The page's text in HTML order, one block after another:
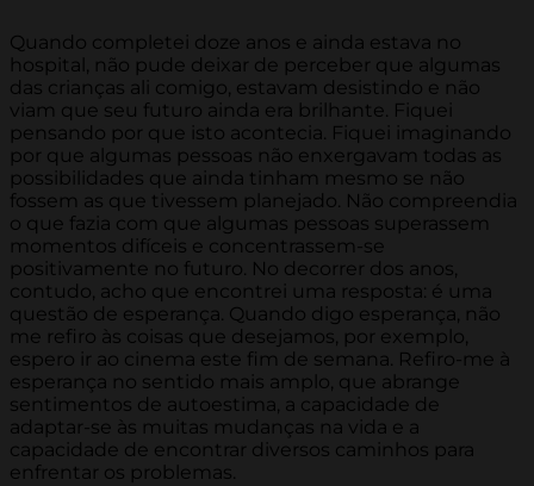
Quando completei doze anos e ainda estava no
hospital, não pude deixar de perceber que algumas
das crianças ali comigo, estavam desistindo e não
viam que seu futuro ainda era brilhante. Fiquei
pensando por que isto acontecia. Fiquei imaginando
por que algumas pessoas não enxergavam todas as
possibilidades que ainda tinham mesmo se não
fossem as que tivessem planejado. Não compreendia
o que fazia com que algumas pessoas superassem
momentos difíceis e concentrassem-se
positivamente no futuro. No decorrer dos anos,
contudo, acho que encontrei uma resposta: é uma
questão de esperança. Quando digo esperança, não
me refiro às coisas que desejamos, por exemplo,
espero ir ao cinema este fim de semana. Refiro-me à
esperança no sentido mais amplo, que abrange
sentimentos de autoestima, a capacidade de
adaptar-se às muitas mudanças na vida e a
capacidade de encontrar diversos caminhos para
enfrentar os problemas.